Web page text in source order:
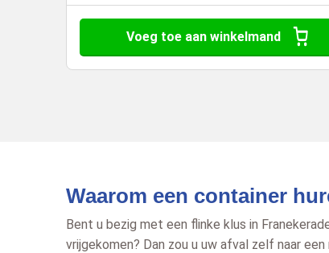
Voeg toe aan winkelmand
Waarom een container
Bent u bezig met een flinke klus in
vrijgekomen? Dan zou u uw afval zelf naar